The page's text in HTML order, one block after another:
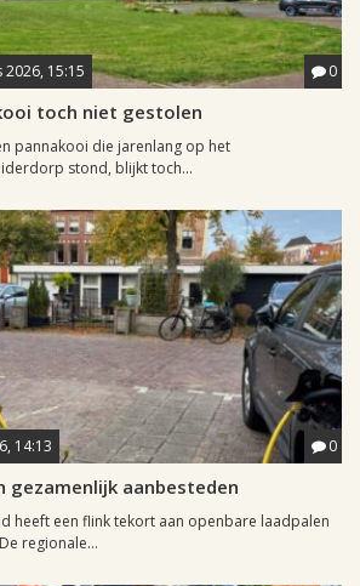
15:15 0
toch niet gestolen
pannakooi die jarenlang op het
stond, blijkt toch...
14:13 0
gezamenlijk aanbesteden
heeft een flink tekort aan openbare laadpalen
regionale...